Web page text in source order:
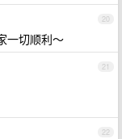
20
一切顺利～
21
22